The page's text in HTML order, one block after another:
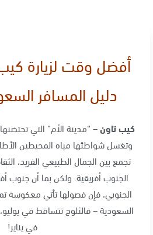
دليل المسافر
كيب تاون– “مدينة الأم” التي
وتغسل شواطئها مياه المحيطين
تجمع بين الجمال الطبيعي الفريد،
الجنوب أفريقية. ولكن بما أن جنوب
الجنوبي، فإن فصولها تأتي معكوسة
السعودية – فالثلوج تتساقط في
في يناير!